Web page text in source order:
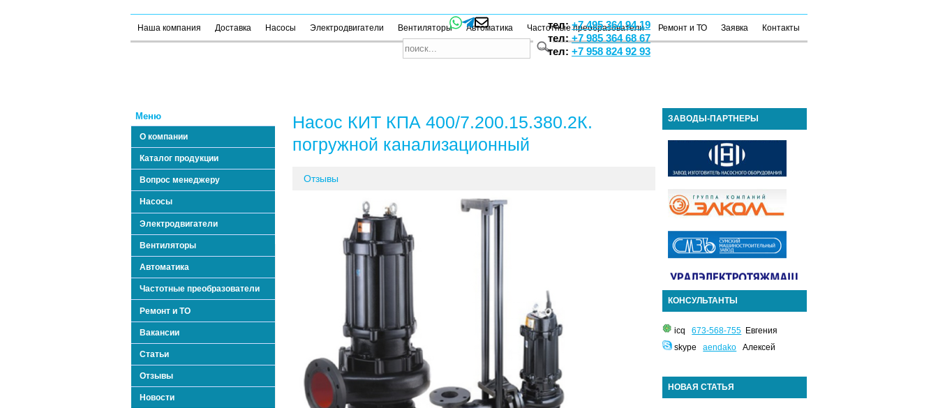
тел:+7 495 364 94 19
тел:+7 985 364 68 67
тел: +7 958 824 92 93
Наша компания Доставка Насосы Электродвигатели Вентиляторы Автоматика Частотные преобразователи Ремонт и ТО Заявка Контакты
Меню
О компании
Каталог продукции
Вопрос менеджеру
Насосы
Электродвигатели
Вентиляторы
Автоматика
Частотные преобразователи
Ремонт и ТО
Вакансии
Статьи
Отзывы
Новости
Насос КИТ КПА 400/7.200.15.380.2К.
погружной канализационный
Отзывы
ЗАВОДЫ-ПАРТНЕРЫ
КОНСУЛЬТАНТЫ
icq673-568-755 Евгения
skypeaendako Алексей
НОВАЯ СТАТЬЯ